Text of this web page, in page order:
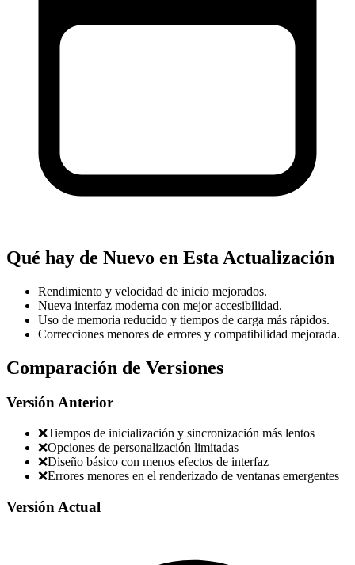
Qué hay de Nuevo en Esta Actualización
Rendimiento y velocidad de inicio mejorados.
Nueva interfaz moderna con mejor accesibilidad.
Uso de memoria reducido y tiempos de carga más rápidos.
Correcciones menores de errores y compatibilidad mejorada.
Comparación de Versiones
Versión Anterior
❌Tiempos de inicialización y sincronización más lentos
❌Opciones de personalización limitadas
❌Diseño básico con menos efectos de interfaz
❌Errores menores en el renderizado de ventanas emergentes
Versión Actual